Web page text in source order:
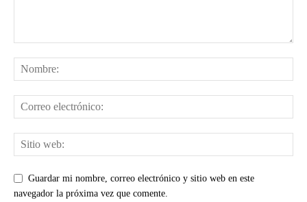
Guardar mi nombre, correo electrónico y sitio web en este
navegador la próxima vez que comente.